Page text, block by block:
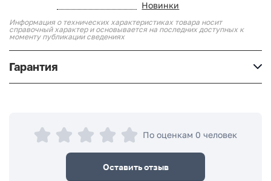
Новинки
Информация о технических характеристиках товара носит
справочный характер и основывается на последних доступных к
моменту публикации сведениях
Гарантия
По оценкам 0 человек
Оставить отзыв